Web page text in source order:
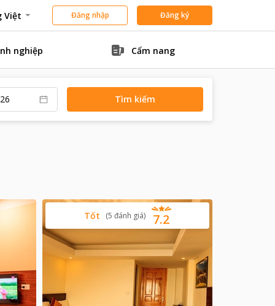
Việt Đăng nhập Đăng ký
nghiệp Cẩm nang
Tìm kiếm
7.2
Tốt (5 đánh giá)